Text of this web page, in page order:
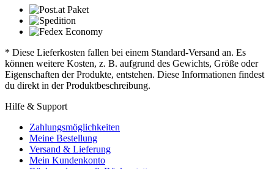
* Diese Lieferkosten fallen bei einem Standard-Versand an. Es
können weitere Kosten, z. B. aufgrund des Gewichts, Größe oder
Eigenschaften der Produkte, entstehen. Diese Informationen findest
du direkt in der Produktbeschreibung.
Hilfe & Support
Zahlungsmöglichkeiten
Meine Bestellung
Versand & Lieferung
Mein Kundenkonto